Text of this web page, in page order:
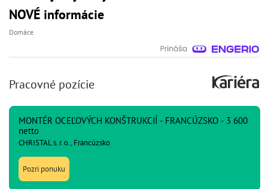
NOVÉ informácie
Domáce
Pracovné pozície
MONTÉR OCEĽOVÝCH KONŠTRUKCIÍ - FRANCÚZSKO - 3 600
netto
CHRISTAL s. r. o., Francúzsko
Pozri ponuku